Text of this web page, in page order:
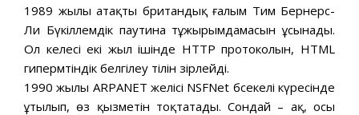
1989 жылы атақты британдық ғалым Тим Бернерс-
Ли Бүкіләлемдік паутина тұжырымдамасын ұсынады.
Ол келесі екі жыл ішінде HTTP протоколын, HTML
гипермәтіндік белгілеу тілін әзірлейді.
1990 жылы ARPANET желісі NSFNet бәсекелі күресінде
ұтылып, өз қызметін тоқтатады. Сондай – ақ, осы